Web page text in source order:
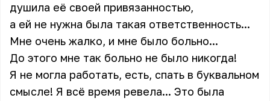
душила её своей привязанностью,
а ей не нужна была такая ответственность...
Мне очень жалко, и мне было больно...
До этого мне так больно не было никогда!
Я не могла работать, есть, спать в буквальном
смысле! Я всё время ревела... Это была